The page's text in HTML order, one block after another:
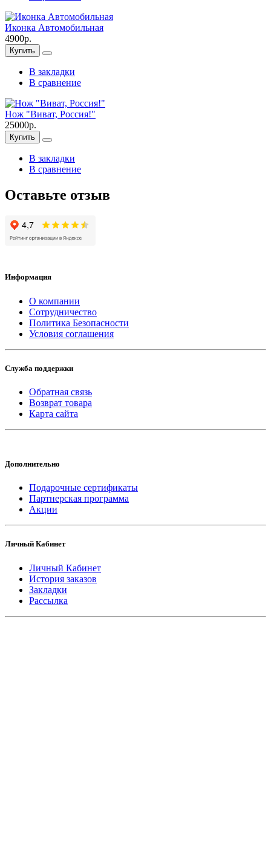
Иконка Автомобильная
4900р.
Купить
В закладки
В сравнение
Нож "Виват, Россия!"
25000р.
Купить
В закладки
В сравнение
Оставьте отзыв
Информация
О компании
Сотрудничество
Политика Безопасности
Условия соглашения
Служба поддержки
Обратная связь
Возврат товара
Карта сайта
Дополнительно
Подарочные сертификаты
Партнерская программа
Акции
Личный Кабинет
Личный Кабинет
История заказов
Закладки
Рассылка